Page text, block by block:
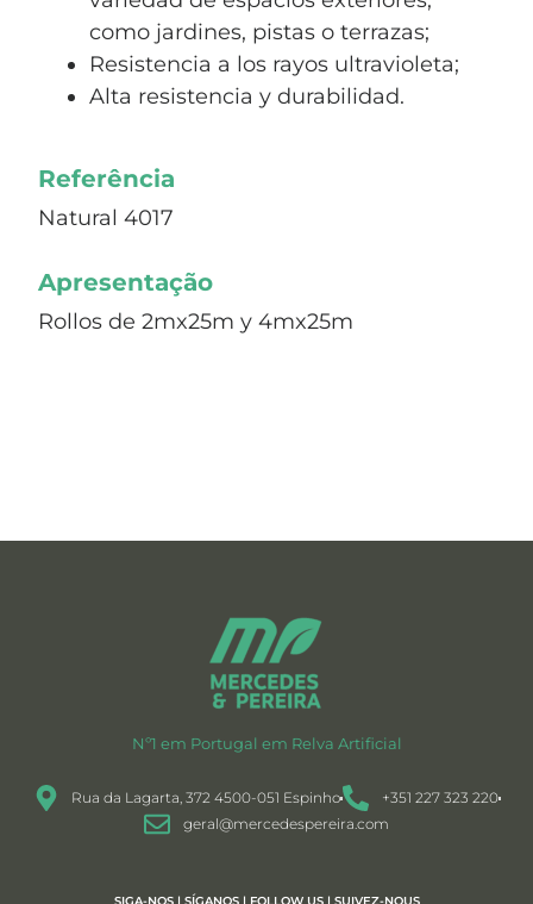
como jardines, pistas o terrazas;
Resistencia a los rayos ultravioleta;
Alta resistencia y durabilidad.
Referência
Natural 4017
Apresentação
Rollos de 2mx25m y 4mx25m
Nº1 em Portugal em Relva Artificial
Rua da Lagarta, 372 4500-051 Espinho
+351 227 323 220
geral@mercedespereira.com